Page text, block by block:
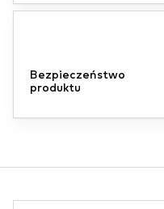
Bezpieczeństwo
produktu